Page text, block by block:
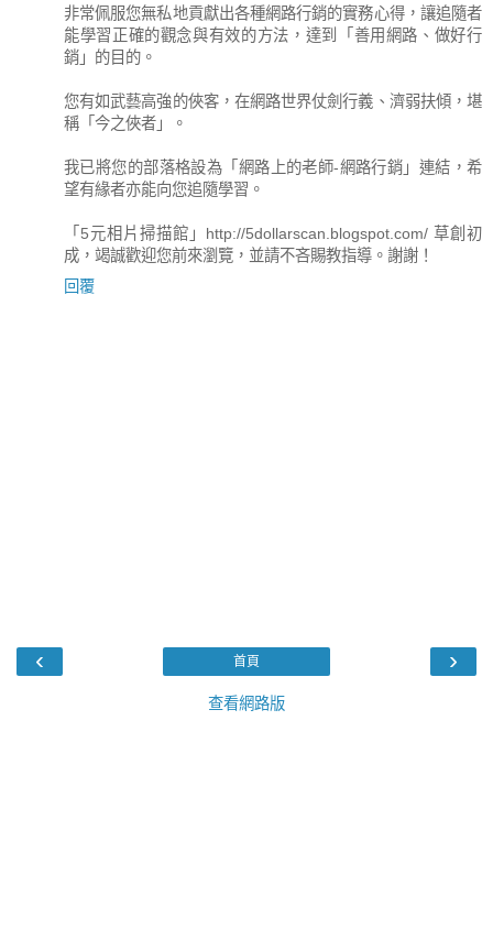
非常佩服您無私地貢獻出各種網路行銷的實務心得，讓追隨者
能學習正確的觀念與有效的方法，達到「善用網路、做好行
銷」的目的。
您有如武藝高強的俠客，在網路世界仗劍行義、濟弱扶傾，堪
稱「今之俠者」。
我已將您的部落格設為「網路上的老師-網路行銷」連結，希
望有緣者亦能向您追隨學習。
「5元相片掃描館」http://5dollarscan.blogspot.com/ 草創初
成，竭誠歡迎您前來瀏覽，並請不吝賜教指導。謝謝！
回覆
‹ ›
首頁
查看網路版